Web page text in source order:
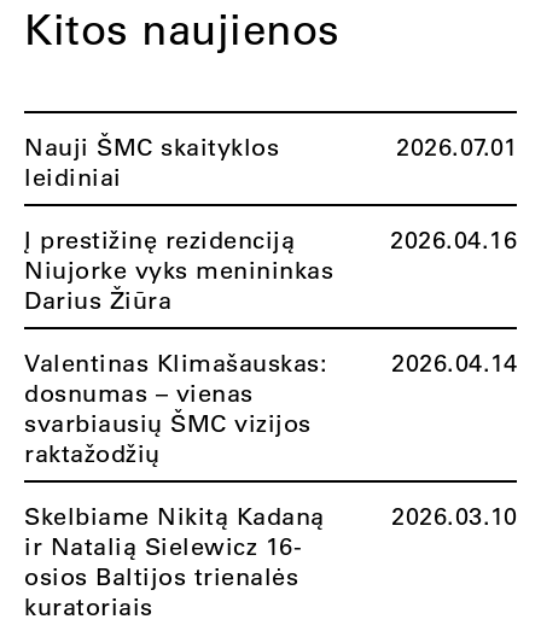
Kitos naujienos
Nauji ŠMC skaityklos
leidiniai
2026.07.01
Į prestižinę rezidenciją
Niujorke vyks menininkas
Darius Žiūra
2026.04.16
Valentinas Klimašauskas:
dosnumas – vienas
svarbiausių ŠMC vizijos
raktažodžių
2026.04.14
Skelbiame Nikitą Kadaną
ir Natalią Sielewicz 16-
osios Baltijos trienalės
kuratoriais
2026.03.10